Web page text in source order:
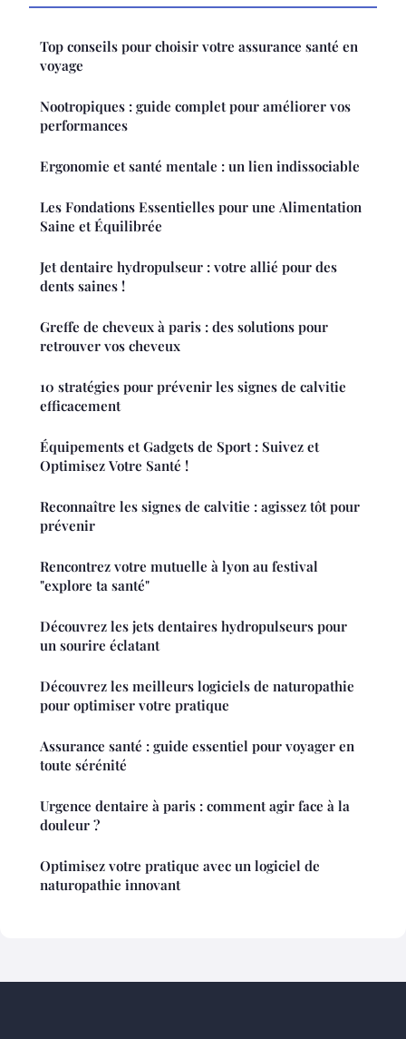
Top conseils pour choisir votre assurance santé en
voyage
Nootropiques : guide complet pour améliorer vos
performances
Ergonomie et santé mentale : un lien indissociable
Les Fondations Essentielles pour une Alimentation
Saine et Équilibrée
Jet dentaire hydropulseur : votre allié pour des
dents saines !
Greffe de cheveux à paris : des solutions pour
retrouver vos cheveux
10 stratégies pour prévenir les signes de calvitie
efficacement
Équipements et Gadgets de Sport : Suivez et
Optimisez Votre Santé !
Reconnaître les signes de calvitie : agissez tôt pour
prévenir
Rencontrez votre mutuelle à lyon au festival
"explore ta santé"
Découvrez les jets dentaires hydropulseurs pour
un sourire éclatant
Découvrez les meilleurs logiciels de naturopathie
pour optimiser votre pratique
Assurance santé : guide essentiel pour voyager en
toute sérénité
Urgence dentaire à paris : comment agir face à la
douleur ?
Optimisez votre pratique avec un logiciel de
naturopathie innovant